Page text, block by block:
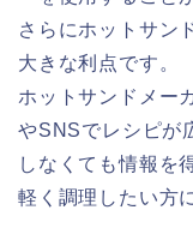
さらにホットサン
大きな利点です。
ホットサンドメー
やSNSでレシピが
しなくても情報を
軽く調理したい方